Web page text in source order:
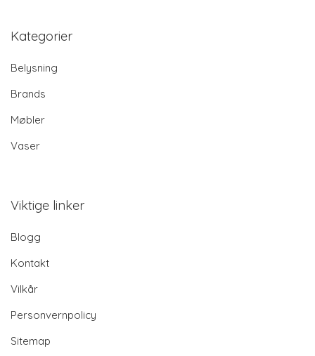
Kategorier
Belysning
Brands
Møbler
Vaser
Viktige linker
Blogg
Kontakt
Vilkår
Personvernpolicy
Sitemap